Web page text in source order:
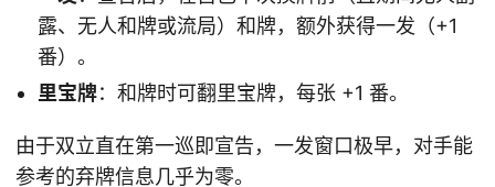
露、无人和牌或流局）和牌，额外获得一发（+1
番）。
里宝牌：和牌时可翻里宝牌，每张 +1 番。
由于双立直在第一巡即宣告，一发窗口极早，对手能
参考的弃牌信息几乎为零。